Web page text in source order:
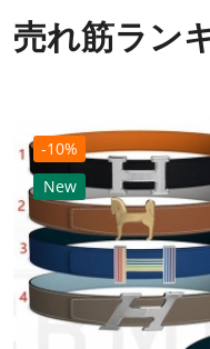
売れ筋ラン
-10%
New